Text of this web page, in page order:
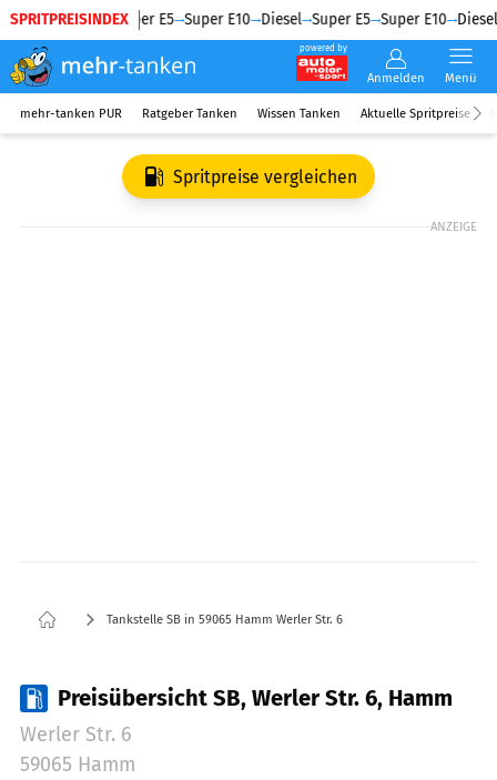
SPRITPREISINDEX
Diesel Super E5 Super E10 Diesel Super E5 Super E10 Diesel
powered by
Anmelden Menü
mehr-tanken PUR Ratgeber Tanken Wissen Tanken Aktuelle Spritpreise
Spritpreise vergleichen
ANZEIGE
Tankstelle SB in 59065 Hamm Werler Str. 6
Preisübersicht SB, Werler Str. 6, Hamm
Werler Str. 6
59065 Hamm